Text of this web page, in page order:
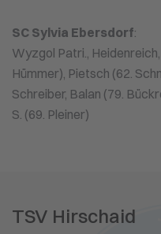
SC Sylvia Ebersdorf:
Wyzgol Patri.,
Hümmer), Pietsch (62.
Schreiber, Balan (79.
S. (69. Pleiner)
TSV Hirschaid